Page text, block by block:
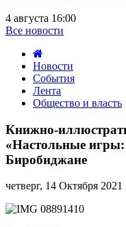
4 августа 16:00
Все новости
Новости
События
Лента
Общество и власть
иллюстративная
«Настольные
игры:
и
проходит
Книжно-
«Настольные игры:
Биробиджане
четверг, 14 Октября 2021